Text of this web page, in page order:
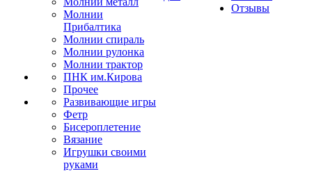
Молнии
Прибалтика
Молнии спираль
Молнии рулонка
Молнии трактор
ПНК им.Кирова
Прочее
Развивающие игры
Фетр
Бисероплетение
Вязание
Игрушки своими
руками
Отзывы